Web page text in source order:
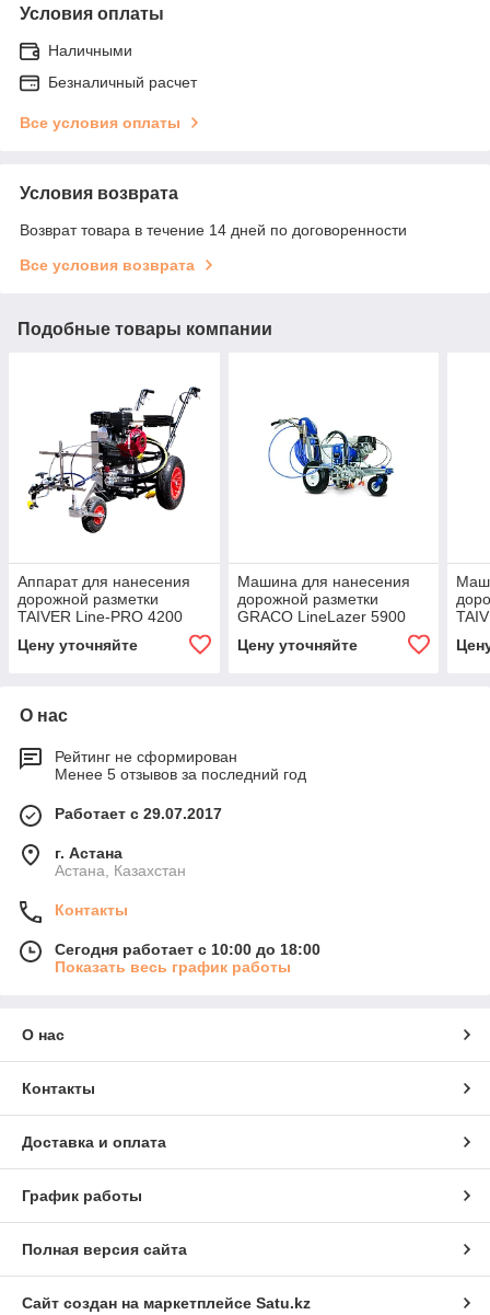
Условия оплаты
Наличными
Безналичный расчет
Все условия оплаты
Условия возврата
Возврат товара в течение 14 дней по договоренности
Все условия возврата
Подобные товары компании
Аппарат для нанесения
дорожной разметки
TAIVER Line-PRO 4200
Цену уточняйте
Машина для нанесения
дорожной разметки
GRACO LineLazer 5900
Цену уточняйте
О нас
Рейтинг не сформирован
Менее 5 отзывов за последний год
Работает с 29.07.2017
г. Астана
Астана, Казахстан
Контакты
Сегодня работает с 10:00 до 18:00
Показать весь график работы
О нас
Контакты
Доставка и оплата
График работы
Полная версия сайта
Сайт создан на маркетплейсе Satu.kz